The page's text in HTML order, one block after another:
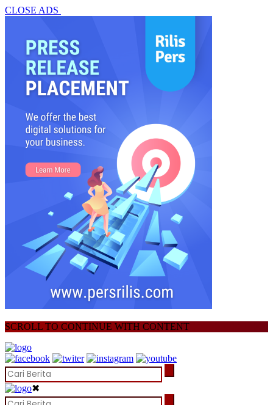
CLOSE ADS
SCROLL TO CONTINUE WITH CONTENT
✖